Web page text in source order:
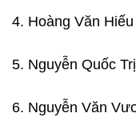
4. Hoàng Văn
5. Nguyễn Quốc
6. Nguyễn Văn